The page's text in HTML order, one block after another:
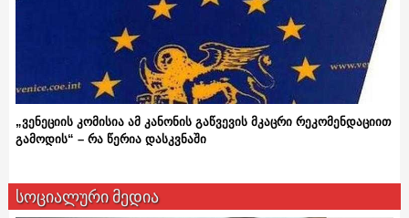
„ვენეციის კომისია ამ კანონის გაწვევის მკაცრი რეკომენდაციით
გამოდის“ – რა წერია დასკვნაში
სოციალური მედია